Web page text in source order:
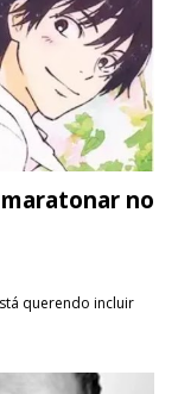
no
querendo incluir